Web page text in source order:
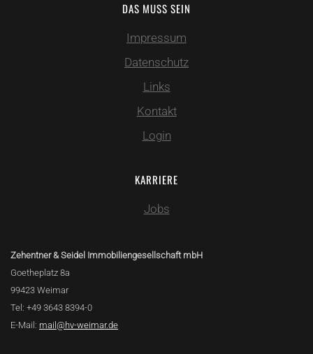
DAS MUSS SEIN
Impressum
Datenschutz
Links
Kontakt
Login
KARRIERE
Jobs
Zehentner & Seidel Immobiliengesellschaft mbH
Goetheplatz 8a
99423 Weimar
Tel: +49 3643 8394-0
E-Mail: mail@hv-weimar.de